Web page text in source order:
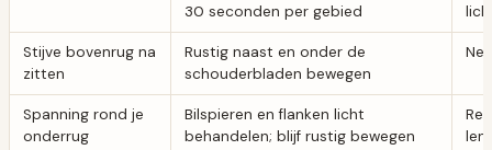
30 seconden per gebied
Stijve bovenrug na
zitten
Rustig naast en onder de
schouderbladen bewegen
Spanning rond je
onderrug
Bilspieren en flanken licht
behandelen; blijf rustig bewegen